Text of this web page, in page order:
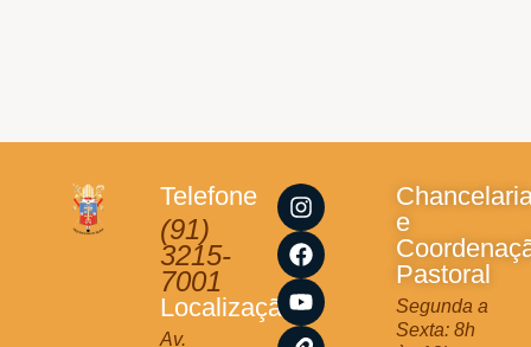
Telefone
(91)
3215-
7001
Localização
Av.
I
n
s
t
a
g
r
F
a
c
e
b
o
o
Y
o
u
t
u
b
e
L
i
n
k
e
Pastoral
Segunda a
Sexta: 8h